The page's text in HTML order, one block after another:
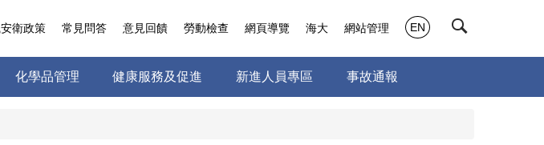
化學品管理 健康服務及促進 新進人員專區 事故通報
衛政策 常見問答 意見回饋 勞動檢查 網頁導覽 海大 網站管理 EN